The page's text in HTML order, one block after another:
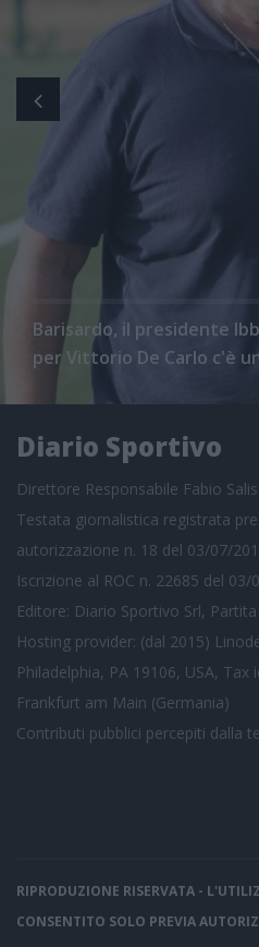
Barisardo, il presidente
per Vittorio De Carlo c'è
Diario Sportivo
Direttore Responsabile Fabio Salis
Testata giornalistica registrata
autorizzazione n. 18 del 03/07/
Iscrizione al ROC n. 22685 del 03/
Editore: Diario Sportivo Srl,
Hosting provider: (dal 2015)
Philadelphia, PA 19106, USA,
Frankfurt am Main (Germania)
Contributi pubblici percepiti dalla
RIPRODUZIONE RISERVATA -
CONSENTITO SOLO PREVIA